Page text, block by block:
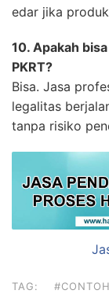
edar jika
10. Apakah
PKRT?
Bisa. Jasa
legalitas
tanpa risiko
TAG: